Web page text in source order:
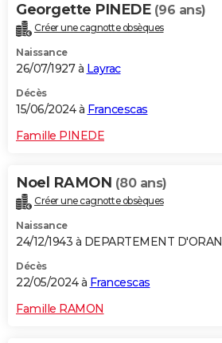
Georgette PINEDE (96 ans)
Créer une cagnotte obsèques
Naissance
26/07/1927 à Layrac
Décès
15/06/2024 à Francescas
Famille PINEDE
Noel RAMON (80 ans)
Créer une cagnotte obsèques
Naissance
24/12/1943 à DEPARTEMENT D'ORAN
Décès
22/05/2024 à Francescas
Famille RAMON